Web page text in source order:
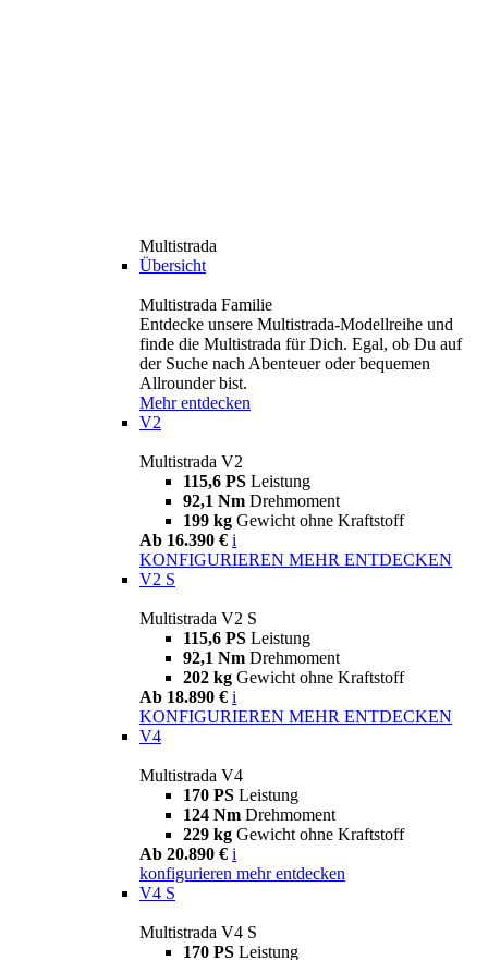
Multistrada
Übersicht
Multistrada Familie
Entdecke unsere Multistrada-Modellreihe und
finde die Multistrada für Dich. Egal, ob Du auf
der Suche nach Abenteuer oder bequemen
Allrounder bist.
Mehr entdecken
V2
Multistrada V2
115,6 PS Leistung
92,1 Nm Drehmoment
199 kg Gewicht ohne Kraftstoff
Ab 16.390 € i
KONFIGURIEREN MEHR ENTDECKEN
V2 S
Multistrada V2 S
115,6 PS Leistung
92,1 Nm Drehmoment
202 kg Gewicht ohne Kraftstoff
Ab 18.890 € i
KONFIGURIEREN MEHR ENTDECKEN
V4
Multistrada V4
170 PS Leistung
124 Nm Drehmoment
229 kg Gewicht ohne Kraftstoff
Ab 20.890 € i
konfigurieren mehr entdecken
V4 S
Multistrada V4 S
170 PS Leistung